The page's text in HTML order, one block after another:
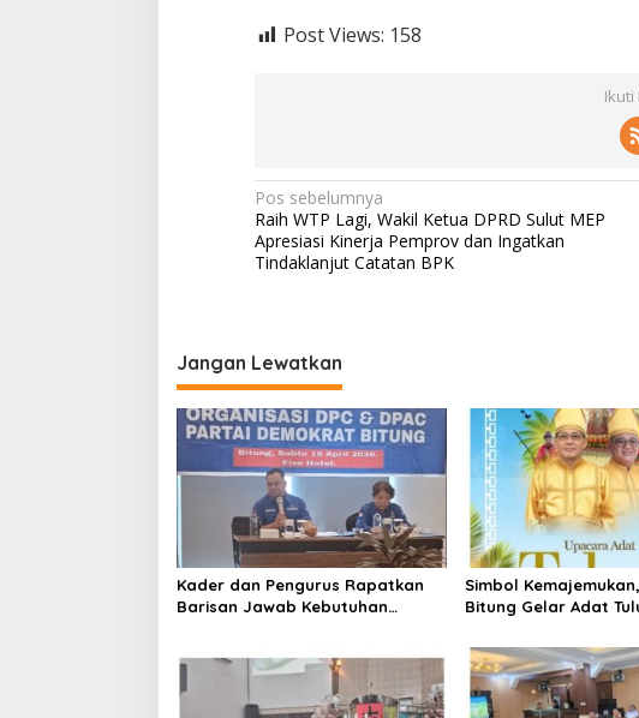
Post Views: 158
Ikuti
Navigasi
pos
Pos sebelumnya
Raih WTP Lagi, Wakil Ketua DPRD Sulut MEP
Apresiasi Kinerja Pemprov dan Ingatkan
Tindaklanjut Catatan BPK
Jangan Lewatkan
Kader dan Pengurus Rapatkan
Barisan Jawab Kebutuhan
Simbol
Bitung Gelar Adat